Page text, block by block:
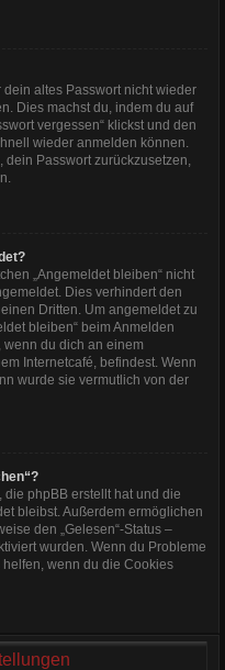
altes Passwort nicht wieder
Dies machst du, indem du auf
vergessen“ klickst und den
wieder anmelden können.
Passwort zurückzusetzen,
„Angemeldet bleiben“ nicht
Dies verhindert den
Dritten. Um angemeldet zu
bleiben“ beim Anmelden
du dich an einem
Internetcafé, befindest. Wenn
wurde sie vermutlich von der
die phpBB erstellt hat und die
bleibst. Außerdem ermöglichen
den „Gelesen“-Status –
wurden. Wenn du Probleme
wenn du die Cookies